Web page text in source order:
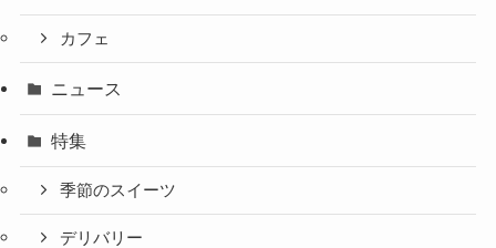
カフェ
ニュース
特集
季節のスイーツ
デリバリー